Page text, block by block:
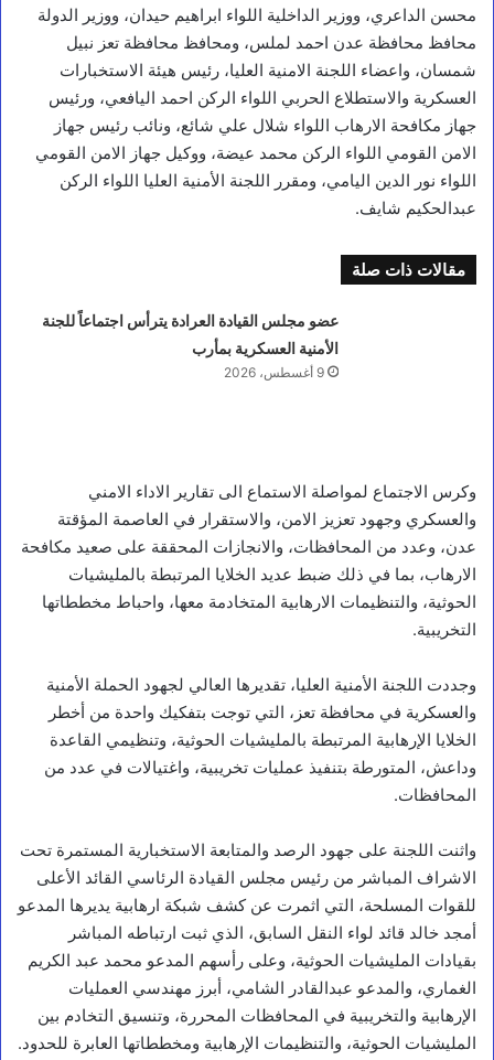
محسن الداعري، ووزير الداخلية اللواء ابراهيم حيدان، ووزير الدولة
محافظ محافظة عدن احمد لملس، ومحافظ محافظة تعز نبيل
شمسان، واعضاء اللجنة الامنية العليا، رئيس هيئة الاستخبارات
العسكرية والاستطلاع الحربي اللواء الركن احمد اليافعي، ورئيس
جهاز مكافحة الارهاب اللواء شلال علي شائع، ونائب رئيس جهاز
الامن القومي اللواء الركن محمد عيضة، ووكيل جهاز الامن القومي
اللواء نور الدين اليامي، ومقرر اللجنة الأمنية العليا اللواء الركن
عبدالحكيم شايف.
مقالات ذات صلة
عضو مجلس القيادة العرادة يترأس اجتماعاً للجنة
الأمنية العسكرية بمأرب
9 أغسطس، 2026
وكرس الاجتماع لمواصلة الاستماع الى تقارير الاداء الامني
والعسكري وجهود تعزيز الامن، والاستقرار في العاصمة المؤقتة
عدن، وعدد من المحافظات، والانجازات المحققة على صعيد مكافحة
الارهاب، بما في ذلك ضبط عديد الخلايا المرتبطة بالمليشيات
الحوثية، والتنظيمات الارهابية المتخادمة معها، واحباط مخططاتها
التخريبية.
وجددت اللجنة الأمنية العليا، تقديرها العالي لجهود الحملة الأمنية
والعسكرية في محافظة تعز، التي توجت بتفكيك واحدة من أخطر
الخلايا الإرهابية المرتبطة بالمليشيات الحوثية، وتنظيمي القاعدة
وداعش، المتورطة بتنفيذ عمليات تخريبية، واغتيالات في عدد من
المحافظات.
واثنت اللجنة على جهود الرصد والمتابعة الاستخبارية المستمرة تحت
الاشراف المباشر من رئيس مجلس القيادة الرئاسي القائد الأعلى
للقوات المسلحة، التي اثمرت عن كشف شبكة ارهابية يديرها المدعو
أمجد خالد قائد لواء النقل السابق، الذي ثبت ارتباطه المباشر
بقيادات المليشيات الحوثية، وعلى رأسهم المدعو محمد عبد الكريم
الغماري، والمدعو عبدالقادر الشامي، أبرز مهندسي العمليات
الإرهابية والتخريبية في المحافظات المحررة، وتنسيق التخادم بين
المليشيات الحوثية، والتنظيمات الإرهابية ومخططاتها العابرة للحدود.